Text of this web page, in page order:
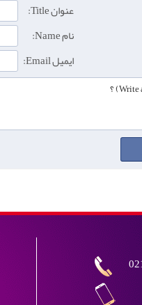
عنوان Title:
نام Name:
ایمیل Email: